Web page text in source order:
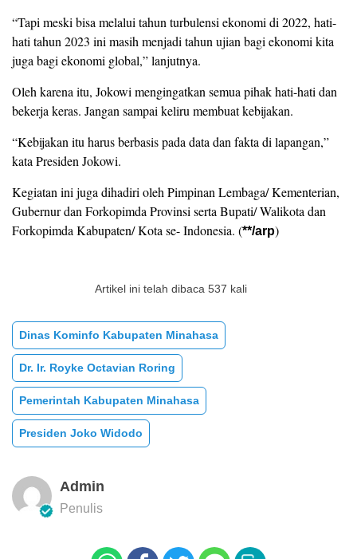
“Tapi meski bisa melalui tahun turbulensi ekonomi di 2022, hati-
hati tahun 2023 ini masih menjadi tahun ujian bagi ekonomi kita
juga bagi ekonomi global,” lanjutnya.
Oleh karena itu, Jokowi mengingatkan semua pihak hati-hati dan
bekerja keras. Jangan sampai keliru membuat kebijakan.
“Kebijakan itu harus berbasis pada data dan fakta di lapangan,”
kata Presiden Jokowi.
Kegiatan ini juga dihadiri oleh Pimpinan Lembaga/ Kementerian,
Gubernur dan Forkopimda Provinsi serta Bupati/ Walikota dan
Forkopimda Kabupaten/ Kota se- Indonesia. (**/arp)
Artikel ini telah dibaca 537 kali
Dinas Kominfo Kabupaten Minahasa
Dr. Ir. Royke Octavian Roring
Pemerintah Kabupaten Minahasa
Presiden Joko Widodo
Admin
Penulis